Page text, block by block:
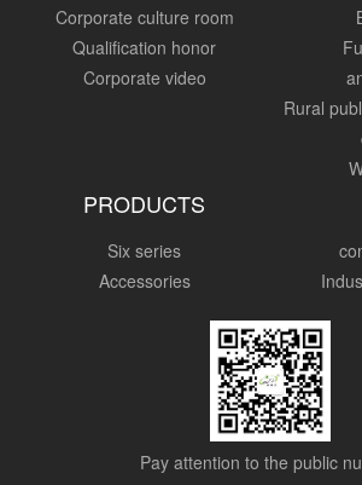
Corporate culture room
Qualification honor
Corporate video
Rural
PRODUCTS
Six series
Accessories
Pay attention to the public